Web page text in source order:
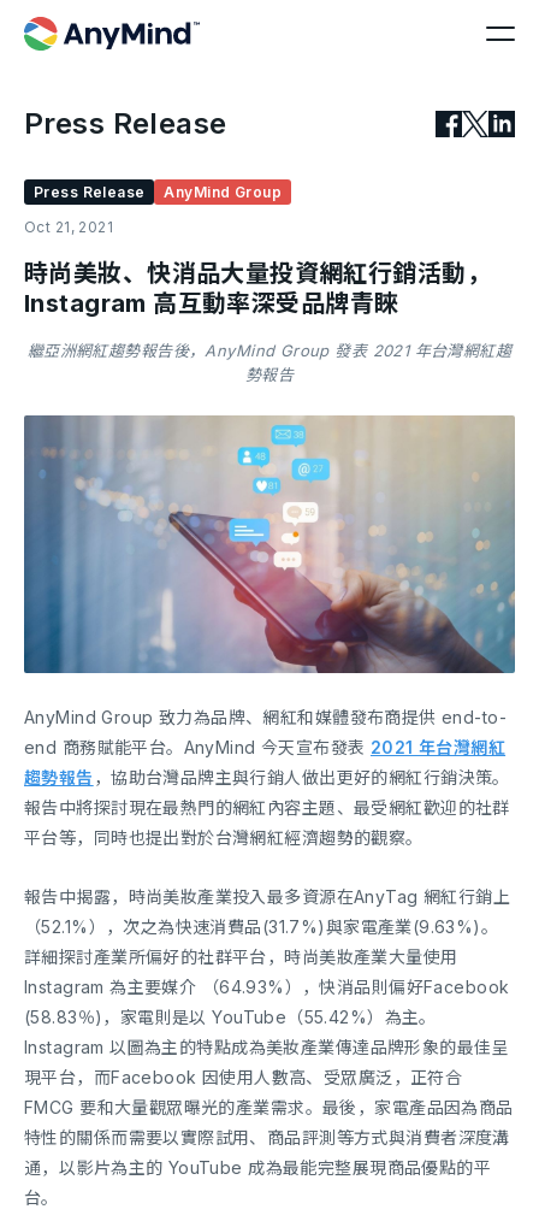
Press Release
Press Release
AnyMind Group
Oct 21, 2021
時尚美妝、快消品大量投資網紅行銷活動，
Instagram 高互動率深受品牌青睞
繼亞洲網紅趨勢報告後，AnyMind Group 發表 2021 年台灣網紅趨
勢報告
AnyMind Group 致力為品牌、網紅和媒體發布商提供 end-to-
end 商務賦能平台。AnyMind 今天宣布發表 2021 年台灣網紅
趨勢報告 ，協助台灣品牌主與行銷人做出更好的網紅行銷決策。
報告中將探討現在最熱門的網紅內容主題、最受網紅歡迎的社群
平台等，同時也提出對於台灣網紅經濟趨勢的觀察。
報告中揭露，時尚美妝產業投入最多資源在AnyTag 網紅行銷上
（52.1%），次之為快速消費品(31.7%)與家電產業(9.63%)。
詳細探討產業所偏好的社群平台，時尚美妝產業大量使用
Instagram 為主要媒介 （64.93%），快消品則偏好Facebook
(58.83％)，家電則是以 YouTube（55.42%）為主。
Instagram 以圖為主的特點成為美妝產業傳達品牌形象的最佳呈
現平台，而Facebook 因使用人數高、受眾廣泛，正符合
FMCG 要和大量觀眾曝光的產業需求。最後，家電產品因為商品
特性的關係而需要以實際試用、商品評測等方式與消費者深度溝
通，以影片為主的 YouTube 成為最能完整展現商品優點的平
台。